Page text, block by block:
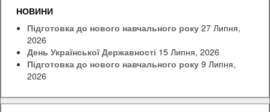
НОВИНИ
Підготовка до нового навчального року 27 Липня,
2026
День Української Державності 15 Липня, 2026
Підготовка до нового навчального року 9 Липня,
2026